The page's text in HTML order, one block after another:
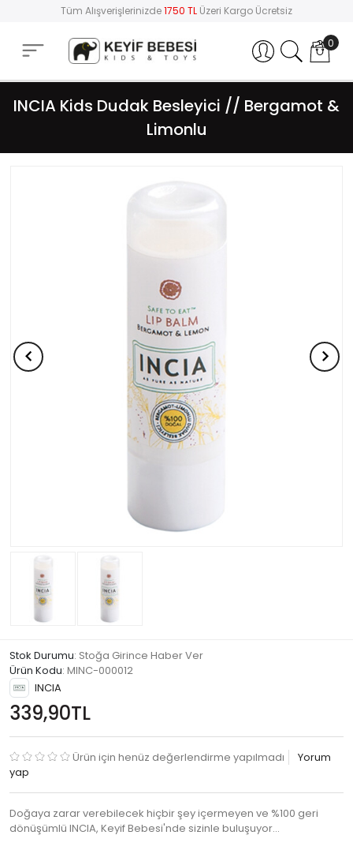
Tüm Alışverişlerinizde1750 TL Üzeri Kargo Ücretsiz
Hesabım 0
INCIA Kids Dudak Besleyici // Bergamot &
Limonlu
Stok Durumu: Stoğa Girince Haber Ver
Ürün Kodu: MINC-000012
INCIA
339,90TL
Ürün için henüz değerlendirme yapılmadı
Yorum
yap
Doğaya zarar verebilecek hiçbir şey içermeyen ve %100 geri
dönüşümlü INCIA, Keyif Bebesi'nde sizinle buluşuyor...